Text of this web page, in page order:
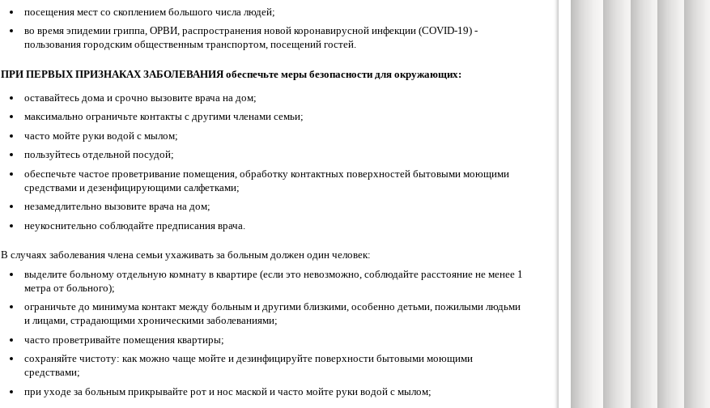
посещения мест со скоплением большого числа людей;
во время эпидемии гриппа, ОРВИ, распространения новой коронавирусной инфекции (COVID-19) -
пользования городским общественным транспортом, посещений гостей.
ПРИ ПЕРВЫХ ПРИЗНАКАХ ЗАБОЛЕВАНИЯ обеспечьте меры безопасности для окружающих:
оставайтесь дома и срочно вызовите врача на дом;
максимально ограничьте контакты с другими членами семьи;
часто мойте руки водой с мылом;
пользуйтесь отдельной посудой;
обеспечьте частое проветривание помещения, обработку контактных поверхностей бытовыми моющими
средствами и дезенфицирующими салфетками;
незамедлительно вызовите врача на дом;
неукоснительно соблюдайте предписания врача.
В случаях заболевания члена семьи ухаживать за больным должен один человек:
выделите больному отдельную комнату в квартире (если это невозможно, соблюдайте расстояние не менее 1
метра от больного);
ограничьте до минимума контакт между больным и другими близкими, особенно детьми, пожилыми людьми
и лицами, страдающими хроническими заболеваниями;
часто проветривайте помещения квартиры;
сохраняйте чистоту: как можно чаще мойте и дезинфицируйте поверхности бытовыми моющими
средствами;
при уходе за больным прикрывайте рот и нос маской и часто мойте руки водой с мылом;